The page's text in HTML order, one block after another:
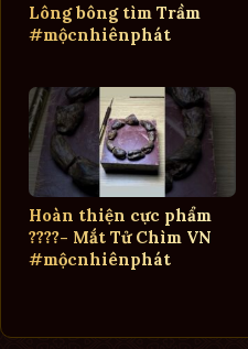
Lông bông tìm Trầm
#mộcnhiênphát
Hoàn thiện cực phẩm
????- Mắt Tử Chìm VN
#mộcnhiênphát